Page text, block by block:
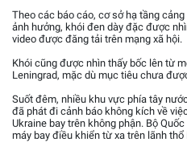
Theo các báo cáo, cơ sở hạ tầng
ảnh hưởng, khói đen dày đặc được
video được đăng tải trên mạng xã hội.
Khói cũng được nhìn thấy bốc lên từ
Leningrad, mặc dù mục tiêu chưa
Suốt đêm, nhiều khu vực phía tây
đã phát đi cảnh báo không kích về
Ukraine bay trên không phận. Bộ
máy bay điều khiển từ xa trên lãnh thổ